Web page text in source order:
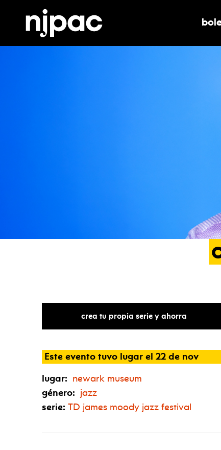
crea tu propia serie y ahorra
Este evento tuvo lugar el 22 de nov
lugar: newark museum
género: jazz
serie: TD james moody jazz festival